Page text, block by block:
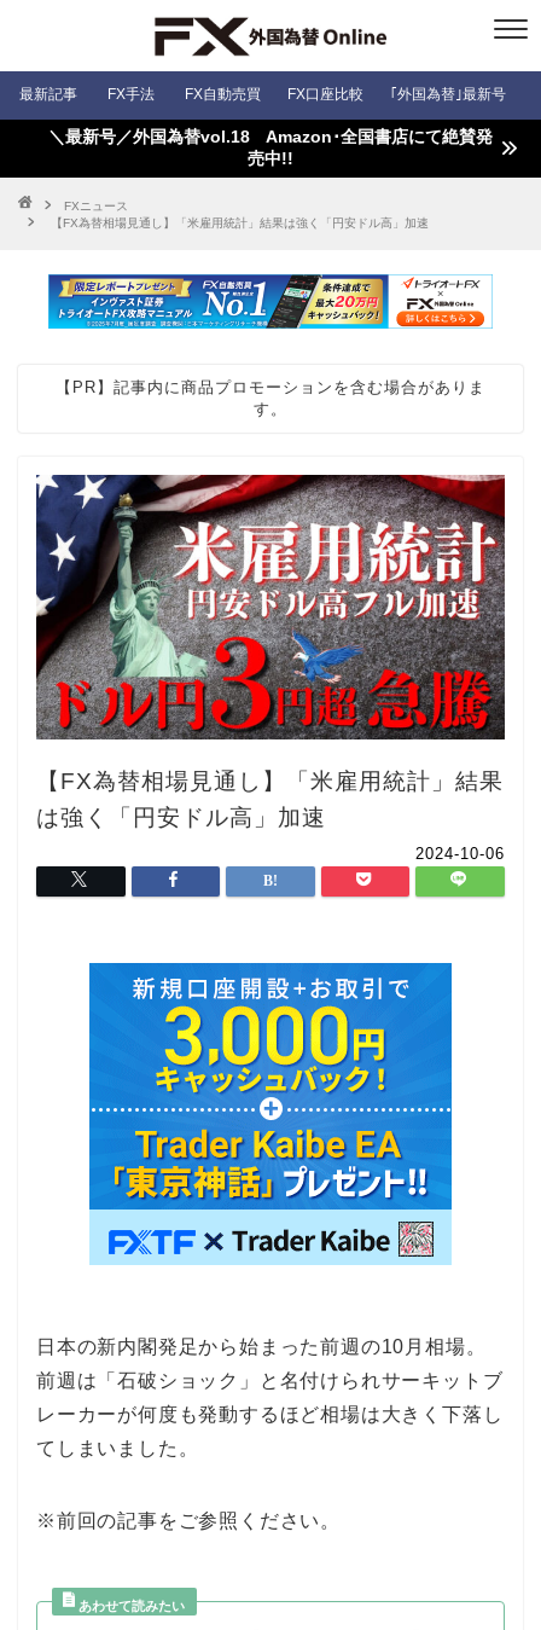
最新記事 FX手法 FX自動売買 FX口座比較 ｢外国為替｣最新号
＼最新号／外国為替vol.18 Amazon･全国書店にて絶賛発
売中!!
FXニュース
【FX為替相場見通し】「米雇用統計」結果は強く「円安ドル高」加速
【PR】記事内に商品プロモーションを含む場合がありま
す。
【FX為替相場見通し】「米雇用統計」結果
は強く「円安ドル高」加速
2024-10-06
日本の新内閣発足から始まった前週の10月相場。
前週は「石破ショック」と名付けられサーキットブ
レーカーが何度も発動するほど相場は大きく下落し
てしまいました。
※前回の記事をご参照ください。